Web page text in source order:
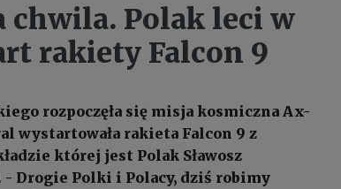
chwila. Polak leci w
rakiety Falcon 9
rozpoczęła się misja kosmiczna Ax-
wystartowała rakieta Falcon 9 z
której jest Polak Sławosz
Drogie Polki i Polacy, dziś robimy